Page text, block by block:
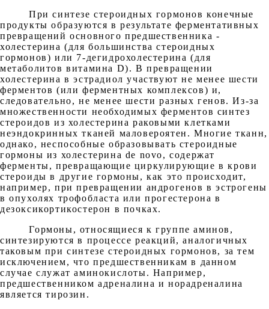
При синтезе стероидных гормонов конечные
продукты образуются в результате ферментативных
превращений основного предшественника -
холестерина (для большинства стероидных
гормонов) или 7-дегидрохолестерина (для
метаболитов витамина D). В превращении
холестерина в эстрадиол участвуют не менее шести
ферментов (или ферментных комплексов) и,
следовательно, не менее шести разных генов. Из-за
множественности необходимых ферментов синтез
стероидов из холестерина раковыми клетками
неэндокринных тканей маловероятен. Многие тканн,
однако, неспособные образовывать стероидные
гормоны из холестерина de novo, содержат
ферменты, превращающие циркулирующие в крови
стероиды в другие гормоны, как это происходит,
например, при превращении андрогенов в эстрогены
в опухолях трофобласта или прогестерона в
дезоксикортикостерон в почках.
Гормоны, относящиеся к группе аминов,
синтезируются в процессе реакций, аналогичных
таковым при синтезе стероидных гормонов, за тем
исключением, что предшественникам в данном
случае служат аминокислоты. Например,
предшественником адреналина и норадреналина
является тирозин.